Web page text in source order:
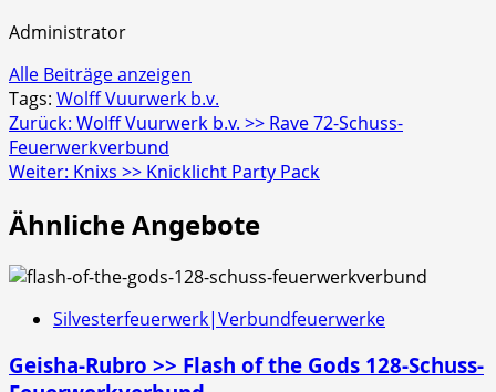
Administrator
Alle Beiträge anzeigen
Tags: Wolff Vuurwerk b.v.
Beitragsnavigation
Zurück: Wolff Vuurwerk b.v. >> Rave 72-Schuss-
Feuerwerkverbund
Weiter: Knixs >> Knicklicht Party Pack
Ähnliche Angebote
Silvesterfeuerwerk|Verbundfeuerwerke
Geisha-Rubro >> Flash of the Gods 128-Schuss-